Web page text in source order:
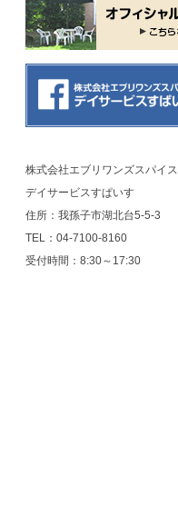
株式会社エブリワンズスパイス
デイサービスすぱいす
住所：我孫子市湖北台5-5-3
TEL：04-7100-8160
受付時間：8:30～17:30